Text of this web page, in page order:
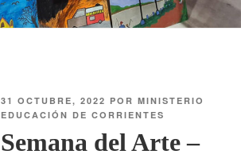
31 OCTUBRE, 2022 PORMINISTERIO
EDUCACIÓN DE CORRIENTES
Semana del Arte –